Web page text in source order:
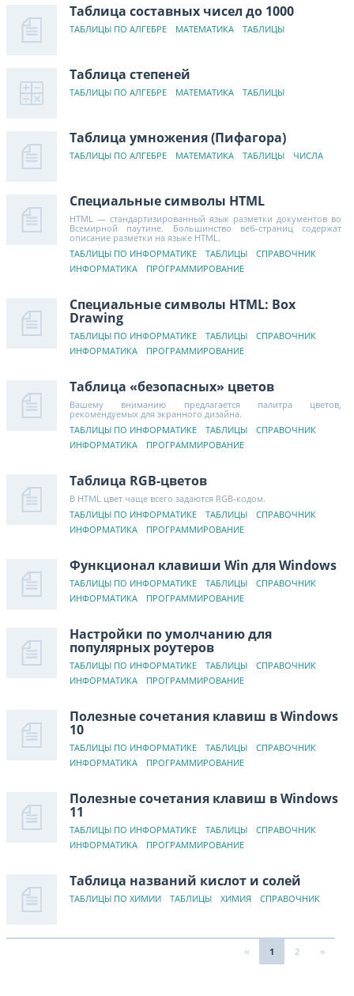
Таблица составных чисел до 1000
ТАБЛИЦЫ ПО АЛГЕБРЕ МАТЕМАТИКА ТАБЛИЦЫ
Таблица степеней
ТАБЛИЦЫ ПО АЛГЕБРЕ МАТЕМАТИКА ТАБЛИЦЫ
Таблица умножения (Пифагора)
ТАБЛИЦЫ ПО АЛГЕБРЕ МАТЕМАТИКА ТАБЛИЦЫ ЧИСЛА
Специальные символы HTML
HTML — стандартизированный язык разметки документов во
Всемирной паутине. Большинство веб-страниц содержат
описание разметки на языке HTML.
ТАБЛИЦЫ ПО ИНФОРМАТИКЕ
ТАБЛИЦЫ
СПРАВОЧНИК
ИНФОРМАТИКА
ПРОГРАММИРОВАНИЕ
Специальные символы HTML: Box
Drawing
ТАБЛИЦЫ ПО ИНФОРМАТИКЕ ТАБЛИЦЫ
СПРАВОЧНИК
ИНФОРМАТИКА
ПРОГРАММИРОВАНИЕ
Таблица «безопасных» цветов
Вашему вниманию предлагается палитра цветов,
рекомендуемых для экранного дизайна.
ТАБЛИЦЫ ПО ИНФОРМАТИКЕ
ТАБЛИЦЫ
СПРАВОЧНИК
ИНФОРМАТИКА
ПРОГРАММИРОВАНИЕ
Таблица RGB-цветов
В HTML цвет чаще всего задаются RGB-кодом.
ТАБЛИЦЫ ПО ИНФОРМАТИКЕ
ТАБЛИЦЫ
СПРАВОЧНИК
ИНФОРМАТИКА
ПРОГРАММИРОВАНИЕ
Функционал клавиши Win для Windows
ТАБЛИЦЫ ПО ИНФОРМАТИКЕ ТАБЛИЦЫ
СПРАВОЧНИК
ИНФОРМАТИКА
ПРОГРАММИРОВАНИЕ
Настройки по умолчанию для
популярных роутеров
ТАБЛИЦЫ ПО ИНФОРМАТИКЕ ТАБЛИЦЫ
СПРАВОЧНИК
ИНФОРМАТИКА
ПРОГРАММИРОВАНИЕ
Полезные сочетания клавиш в Windows
10
ТАБЛИЦЫ ПО ИНФОРМАТИКЕ ТАБЛИЦЫ
СПРАВОЧНИК
ИНФОРМАТИКА
ПРОГРАММИРОВАНИЕ
Полезные сочетания клавиш в Windows
11
ТАБЛИЦЫ ПО ИНФОРМАТИКЕ ТАБЛИЦЫ
СПРАВОЧНИК
ИНФОРМАТИКА
ПРОГРАММИРОВАНИЕ
Таблица названий кислот и солей
ТАБЛИЦЫ ПО ХИМИИ ТАБЛИЦЫ ХИМИЯ СПРАВОЧНИК
« 1 2 »